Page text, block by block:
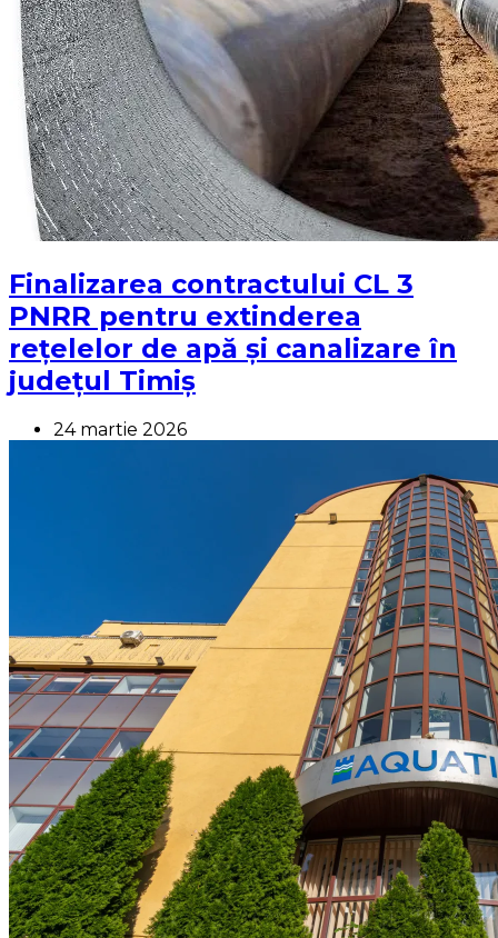
Finalizarea contractului CL 3
PNRR pentru extinderea
rețelelor de apă și canalizare în
județul Timiș
24 martie 2026